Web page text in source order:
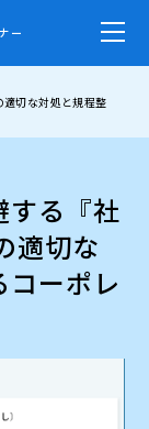
ー
切な対処と規程整
する『社
適切な
ーポレ